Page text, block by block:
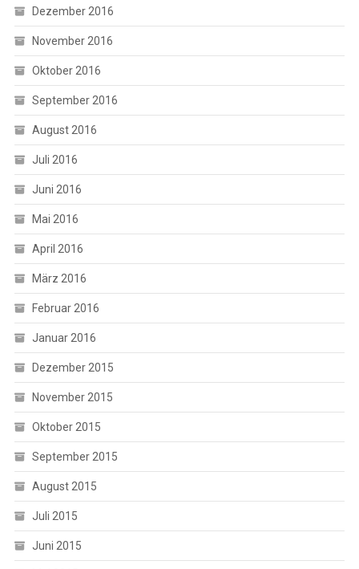
Dezember 2016
November 2016
Oktober 2016
September 2016
August 2016
Juli 2016
Juni 2016
Mai 2016
April 2016
März 2016
Februar 2016
Januar 2016
Dezember 2015
November 2015
Oktober 2015
September 2015
August 2015
Juli 2015
Juni 2015